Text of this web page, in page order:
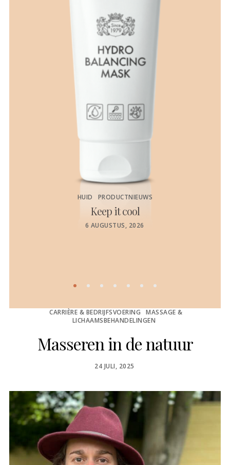
HUID PRODUCTNIEUWS
Keep it cool
POSTED
6 AUGUSTUS, 2026
CARRIÈRE & BEDRIJFSVOERING
MASSAGE &
LICHAAMSBEHANDELINGEN
Masseren in de natuur
POSTED
24 JULI, 2025